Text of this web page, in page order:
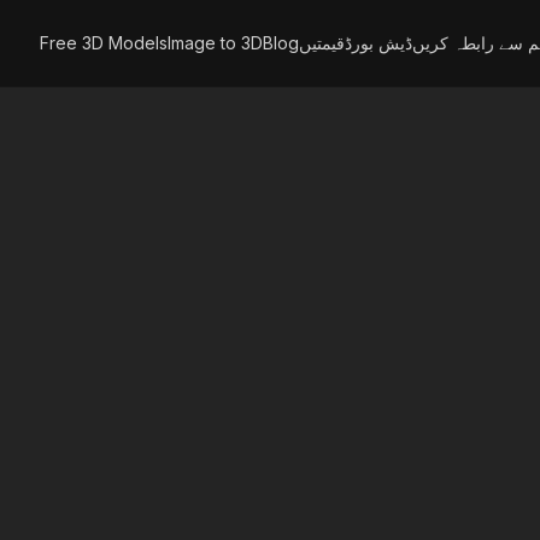
Free 3D ModelsImage to 3DBlogقیمتیںڈیش بورڈہم سے رابطہ کریں